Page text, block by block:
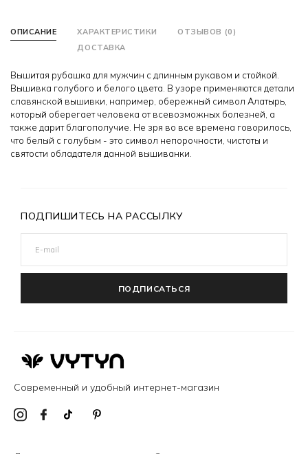
ОПИСАНИЕ ХАРАКТЕРИСТИКИ
ОТЗЫВОВ (0)
ДОСТАВКА
Вышитая рубашка для мужчин с длинным рукавом и стойкой.
Вышивка голубого и белого цвета. В узоре применяются детали
славянской вышивки, например, обережный символ Алатырь,
который оберегает человека от всевозможных болезней, а
также дарит благополучие. Не зря во все времена говорилось,
что белый с голубым - это символ непорочности, чистоты и
святости обладателя данной вышиванки.
ПОДПИШИТЕСЬ НА РАССЫЛКУ
ПОДПИСАТЬСЯ
Современный и удобный интернет-магазин